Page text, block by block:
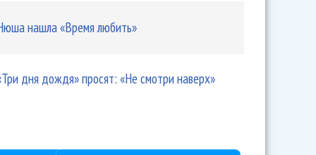
нашла «Время любить»
дня дождя» просят: «Не смотри наверх»